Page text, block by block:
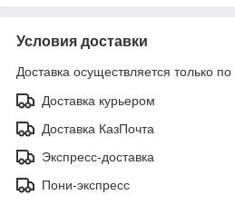
Условия доставки
Доставка осуществляется только по
Доставка курьером
Доставка КазПочта
Экспресс-доставка
Пони-экспресс